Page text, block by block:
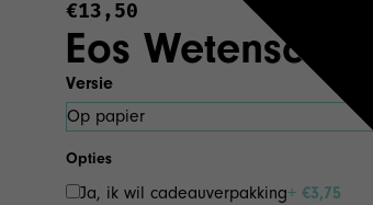
€13,50
Eos
Versie
Opties
Ja, ik wil cadeauverpakking+ €3,75